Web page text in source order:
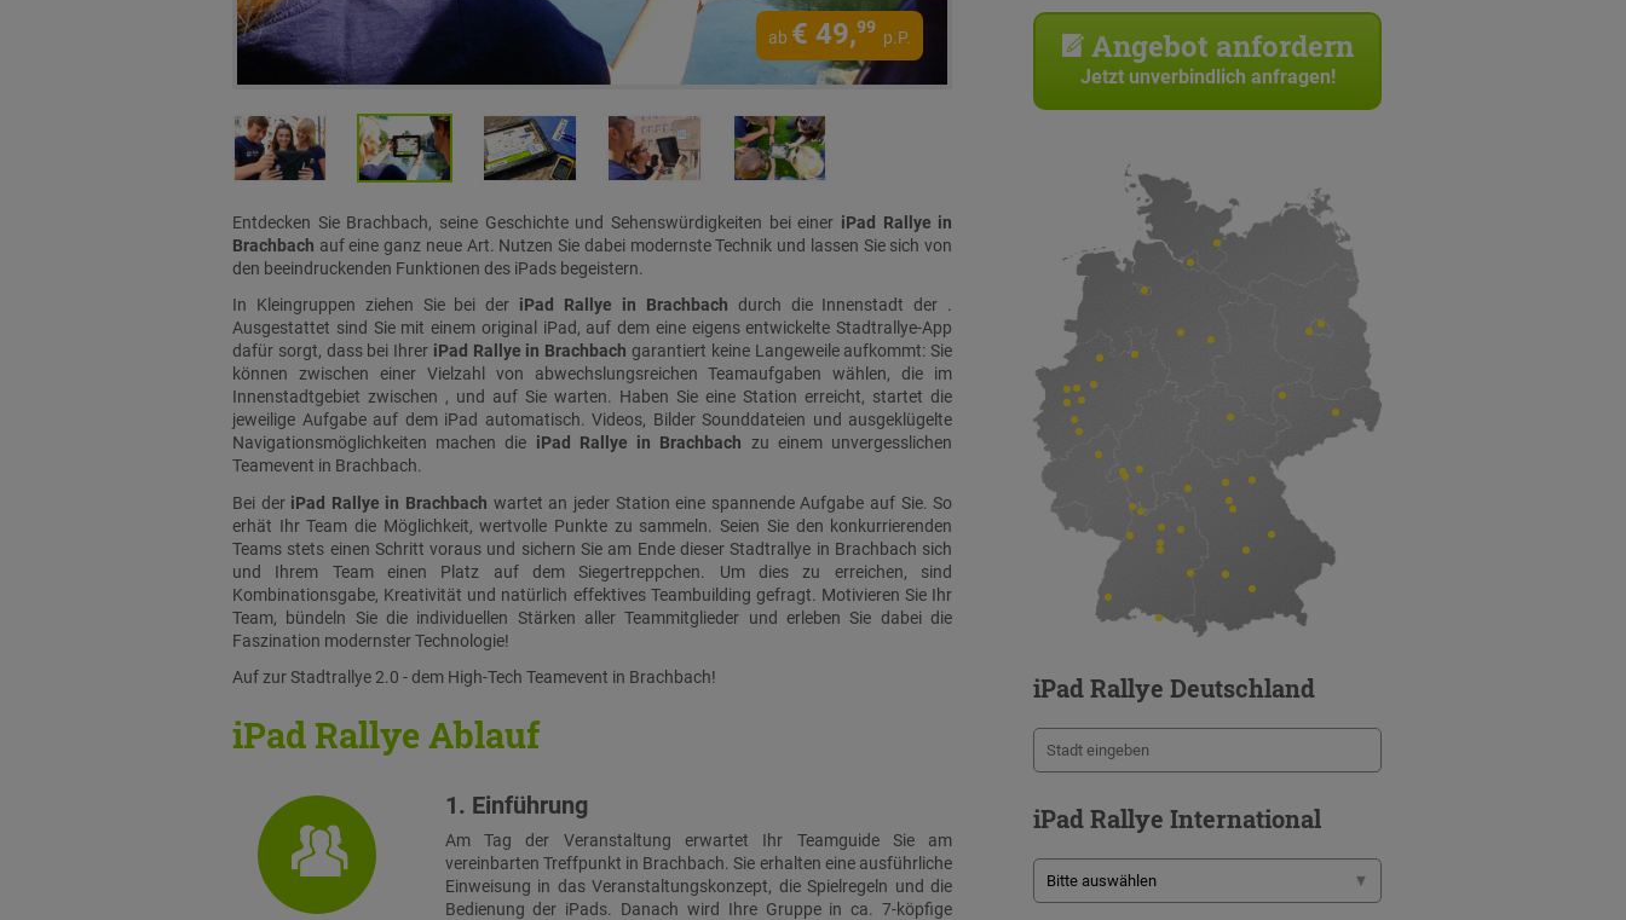
ab € 49,99
p.P.
Entdecken Sie Brachbach, seine Geschichte und Sehenswürdigkeiten bei einer iPad Rallye in
Brachbach auf eine ganz neue Art. Nutzen Sie dabei modernste Technik und lassen Sie sich von
den beeindruckenden Funktionen des iPads begeistern.
In Kleingruppen ziehen Sie bei der iPad Rallye in Brachbach durch die Innenstadt der .
Ausgestattet sind Sie mit einem original iPad, auf dem eine eigens entwickelte Stadtrallye-App
dafür sorgt, dass bei Ihrer iPad Rallye in Brachbach garantiert keine Langeweile aufkommt: Sie
können zwischen einer Vielzahl von abwechslungsreichen Teamaufgaben wählen, die im
Innenstadtgebiet zwischen , und auf Sie warten. Haben Sie eine Station erreicht, startet die
jeweilige Aufgabe auf dem iPad automatisch. Videos, Bilder Sounddateien und ausgeklügelte
Navigationsmöglichkeiten machen die iPad Rallye in Brachbach zu einem unvergesslichen
Teamevent in Brachbach.
Bei der iPad Rallye in Brachbach wartet an jeder Station eine spannende Aufgabe auf Sie. So
erhät Ihr Team die Möglichkeit, wertvolle Punkte zu sammeln. Seien Sie den konkurrierenden
Teams stets einen Schritt voraus und sichern Sie am Ende dieser Stadtrallye in Brachbach sich
und Ihrem Team einen Platz auf dem Siegertreppchen. Um dies zu erreichen, sind
Kombinationsgabe, Kreativität und natürlich effektives Teambuilding gefragt. Motivieren Sie Ihr
Team, bündeln Sie die individuellen Stärken aller Teammitglieder und erleben Sie dabei die
Faszination modernster Technologie!
Auf zur Stadtrallye 2.0 - dem High-Tech Teamevent in Brachbach!
iPad Rallye Ablauf
1. Einführung
Am Tag der Veranstaltung erwartet Ihr Teamguide Sie am
vereinbarten Treffpunkt in Brachbach. Sie erhalten eine ausführliche
Einweisung in das Veranstaltungskonzept, die Spielregeln und die
Bedienung der iPads. Danach wird Ihre Gruppe in ca. 7-köpfige
Angebot anfordern
Jetzt unverbindlich anfragen!
iPad Rallye Deutschland
iPad Rallye International